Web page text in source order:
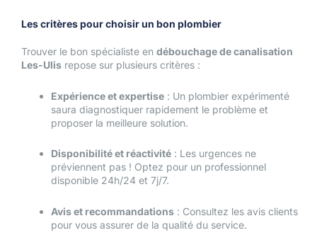
Les critères pour choisir un bon plombier
Trouver le bon spécialiste en débouchage de canalisation
Les-Ulis repose sur plusieurs critères :
Expérience et expertise : Un plombier expérimenté
saura diagnostiquer rapidement le problème et
proposer la meilleure solution.
Disponibilité et réactivité : Les urgences ne
préviennent pas ! Optez pour un professionnel
disponible 24h/24 et 7j/7.
Avis et recommandations : Consultez les avis clients
pour vous assurer de la qualité du service.